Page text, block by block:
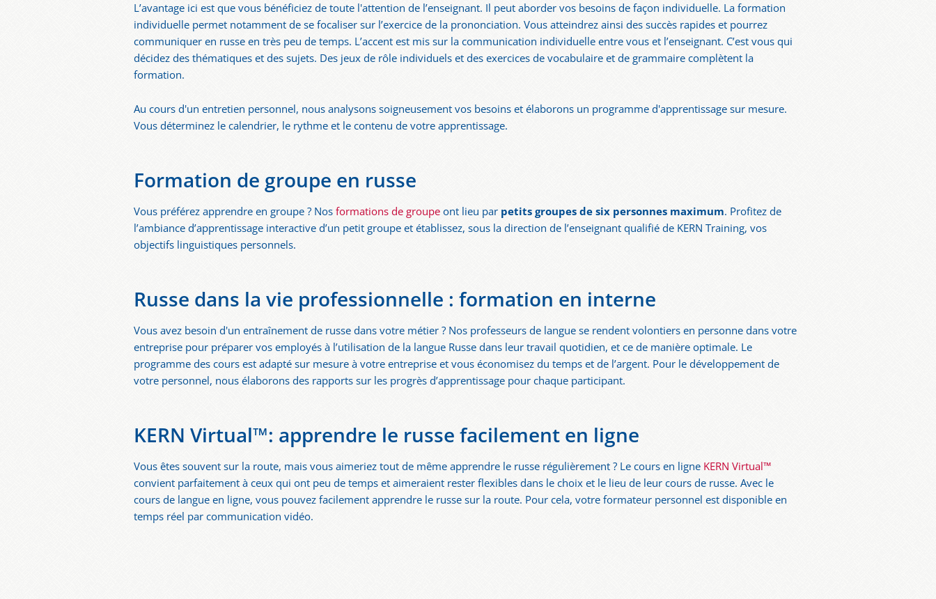
L’avantage ici est que vous bénéficiez de toute l'attention de l’enseignant. Il peut aborder vos besoins de façon individuelle. La formation
individuelle permet notamment de se focaliser sur l’exercice de la prononciation. Vous atteindrez ainsi des succès rapides et pourrez
communiquer en russe en très peu de temps. L’accent est mis sur la communication individuelle entre vous et l’enseignant. C’est vous qui
décidez des thématiques et des sujets. Des jeux de rôle individuels et des exercices de vocabulaire et de grammaire complètent la
formation.
Au cours d'un entretien personnel, nous analysons soigneusement vos besoins et élaborons un programme d'apprentissage sur mesure.
Vous déterminez le calendrier, le rythme et le contenu de votre apprentissage.
Formation de groupe en russe
Vous préférez apprendre en groupe ? Nosformations de groupeont lieu par petits groupes de six personnes maximum. Profitez de
l’ambiance d’apprentissage interactive d’un petit groupe et établissez, sous la direction de l’enseignant qualifié de KERN Training, vos
objectifs linguistiques personnels.
Russe dans la vie professionnelle : formation en interne
Vous avez besoin d'un entraînement de russe dans votre métier ? Nos professeurs de langue se rendent volontiers en personne dans votre
entreprise pour préparer vos employés à l’utilisation de la langue Russe dans leur travail quotidien, et ce de manière optimale. Le
programme des cours est adapté sur mesure à votre entreprise et vous économisez du temps et de l’argent. Pour le développement de
votre personnel, nous élaborons des rapports sur les progrès d’apprentissage pour chaque participant.
KERN Virtual™: apprendre le russe facilement en ligne
Vous êtes souvent sur la route, mais vous aimeriez tout de même apprendre le russe régulièrement ? Le cours en ligne KERN Virtual™
convient parfaitement à ceux qui ont peu de temps et aimeraient rester flexibles dans le choix et le lieu de leur cours de russe. Avec le
cours de langue en ligne, vous pouvez facilement apprendre le russe sur la route. Pour cela, votre formateur personnel est disponible en
temps réel par communication vidéo.